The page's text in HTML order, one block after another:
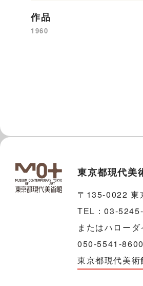
作品
1960
東京都現代美
〒135-0022 東
TEL：03-5245-
またはハロー
050-5541-8600
東京都現代美